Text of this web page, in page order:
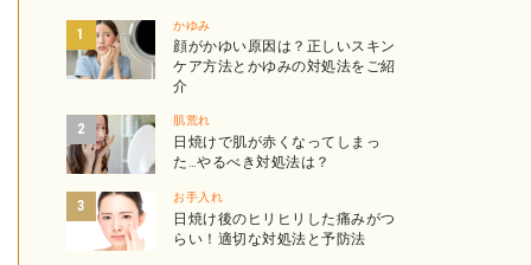
かゆみ
顔がかゆい原因は？正しいスキン
ケア方法とかゆみの対処法をご紹
介
肌荒れ
日焼けで肌が赤くなってしまっ
た…やるべき対処法は？
お手入れ
日焼け後のヒリヒリした痛みがつ
らい！適切な対処法と予防法